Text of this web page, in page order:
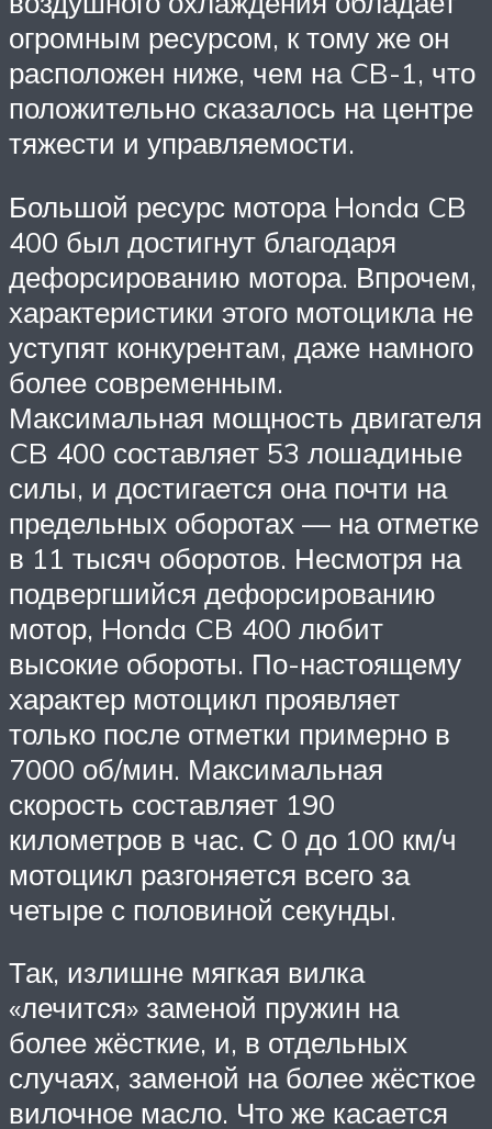
огромным ресурсом, к тому же он
расположен ниже, чем на CB-1, что
положительно сказалось на центре
тяжести и управляемости.
Большой ресурс мотора Honda CB
400 был достигнут благодаря
дефорсированию мотора. Впрочем,
характеристики этого мотоцикла не
уступят конкурентам, даже намного
более современным.
Максимальная мощность двигателя
CB 400 составляет 53 лошадиные
силы, и достигается она почти на
предельных оборотах — на отметке
в 11 тысяч оборотов. Несмотря на
подвергшийся дефорсированию
мотор, Honda CB 400 любит
высокие обороты. По-настоящему
характер мотоцикл проявляет
только после отметки примерно в
7000 об/мин. Максимальная
скорость составляет 190
километров в час. С 0 до 100 км/ч
мотоцикл разгоняется всего за
четыре с половиной секунды.
Так, излишне мягкая вилка
«лечится» заменой пружин на
более жёсткие, и, в отдельных
случаях, заменой на более жёсткое
вилочное масло. Что же касается